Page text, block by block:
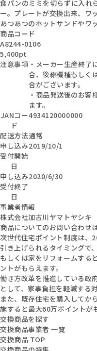
食パンのミミを切らずに入れ
ー。プレートが交換出来、ワ
あつあつのホットサンドやワ
商品コード
A8244-0106
5,400pt
注意事項 ・メーカー生産終了
合、後継機種もしく
合がございます。
・商品発送後のお客
ます。
JANコー
ド
4934120000000
配送方法通常
申し込み
受付開始
日
2019/10/1
申し込み
受付終了
日
2020/6/30
事業者情報
株式会社加古川ヤマトヤシキ
商品についてのお問い合わせ
次世代住宅ポイント制度は、
引き上げられるタイミングで
もしくは家をリフォームする
ントがもらえます。
働き方改革を推進している政
として、家事負担を軽減する
また、既存住宅を購入してか
施すると最大60万ポイントが
交換商品を探す
交換商品事業者 一覧
交換商品 TOP